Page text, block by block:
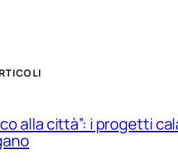
alla città”: i progetti